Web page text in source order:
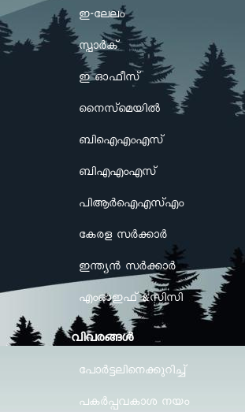
ഇ-ലേലം
സ്പാർക്
ഇ ഓഫീസ്
നൈസ്മെയിൽ
ബിഐഎംഎസ്
ബിഎഎംഎസ്
പിആർഐഎസ്എം
കേരള സർക്കാർ
ഇന്ത്യൻ സർക്കാർ
എംഓഇഫ് &സിസി
വിവരങ്ങള്‍
പോർട്ടലിനെക്കുറിച്ച്
പകർപ്പവകാശ നയം